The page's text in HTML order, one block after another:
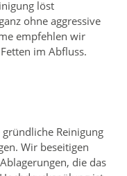
löst
ohne aggressive
empfehlen wir
im Abfluss.
Reinigung
Wir beseitigen
die das